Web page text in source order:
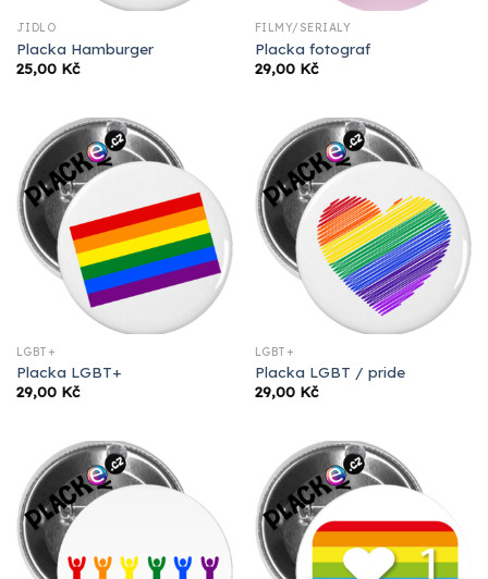
JÍDLO
Placka Hamburger
25,00 Kč
FILMY/SERIÁLY
Placka fotograf
29,00 Kč
LGBT+
Placka LGBT+
29,00 Kč
LGBT+
Placka LGBT / pride
29,00 Kč